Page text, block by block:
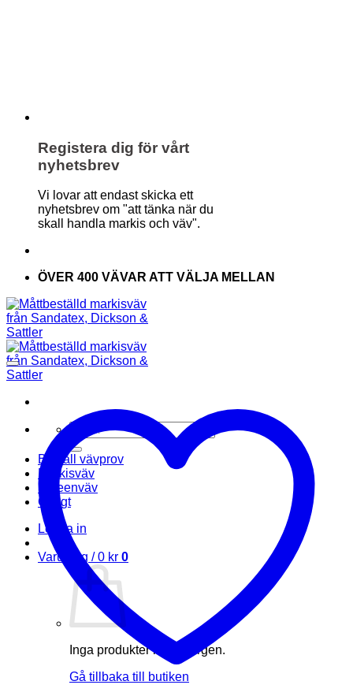
Registera dig för vårt
nyhetsbrev
Vi lovar att endast skicka ett
nyhetsbrev om "att tänka när du
skall handla markis och väv".
ÖVER 400 VÄVAR ATT VÄLJA MELLAN
Sök
efter:
Beställ vävprov
Markisväv
Screenväv
Övrigt
Logga in
Varukorg /0 kr 0
Inga produkter i varukorgen.
Gå tillbaka till butiken